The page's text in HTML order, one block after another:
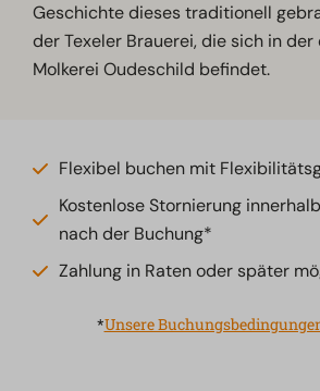
Geschichte dieses traditionell
der Texeler Brauerei, die sich in der
Molkerei Oudeschild befindet.
Flexibel buchen mit
Kostenlose Stornierung
nach der Buchung*
Zahlung in Raten oder später
*Unsere